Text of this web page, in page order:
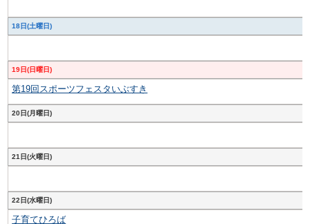
18日(土曜日)
19日(日曜日)
第19回スポーツフェスタいぶすき
20日(月曜日)
21日(火曜日)
22日(水曜日)
子育てひろば